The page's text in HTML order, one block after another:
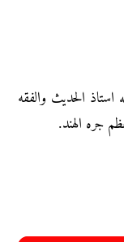
استاذ الحديث والفقه
جره الهند.